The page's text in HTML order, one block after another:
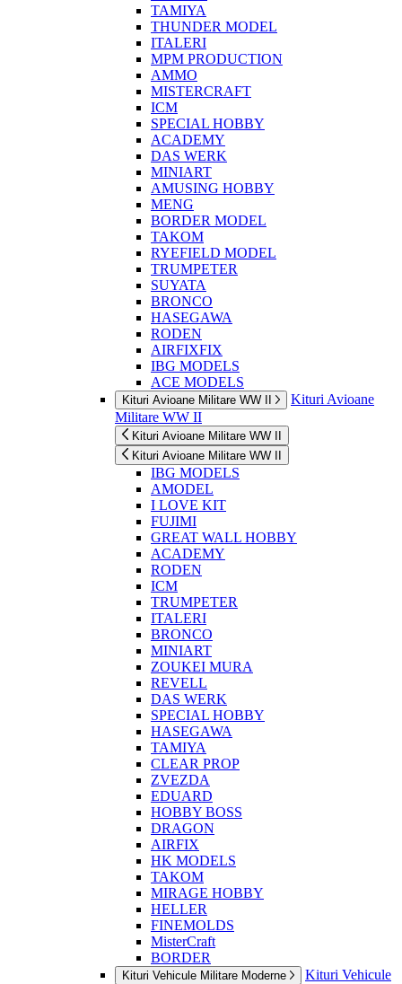
TAMIYA
THUNDER MODEL
ITALERI
MPM PRODUCTION
AMMO
MISTERCRAFT
ICM
SPECIAL HOBBY
ACADEMY
DAS WERK
MINIART
AMUSING HOBBY
MENG
BORDER MODEL
TAKOM
RYEFIELD MODEL
TRUMPETER
SUYATA
BRONCO
HASEGAWA
RODEN
AIRFIXFIX
IBG MODELS
ACE MODELS
Kituri Avioane Militare WW II
Kituri Avioane
Militare WW II
Kituri Avioane Militare WW II
Kituri Avioane Militare WW II
IBG MODELS
AMODEL
I LOVE KIT
FUJIMI
GREAT WALL HOBBY
ACADEMY
RODEN
ICM
TRUMPETER
ITALERI
BRONCO
MINIART
ZOUKEI MURA
REVELL
DAS WERK
SPECIAL HOBBY
HASEGAWA
TAMIYA
CLEAR PROP
ZVEZDA
EDUARD
HOBBY BOSS
DRAGON
AIRFIX
HK MODELS
TAKOM
MIRAGE HOBBY
HELLER
FINEMOLDS
MisterCraft
BORDER
Kituri Vehicule Militare Moderne
Kituri Vehicule